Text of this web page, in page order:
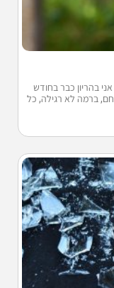
התחתנתי לפני 4 חודשים, אני בהריון כבר בחודש
ברמה לא רגילה, כל